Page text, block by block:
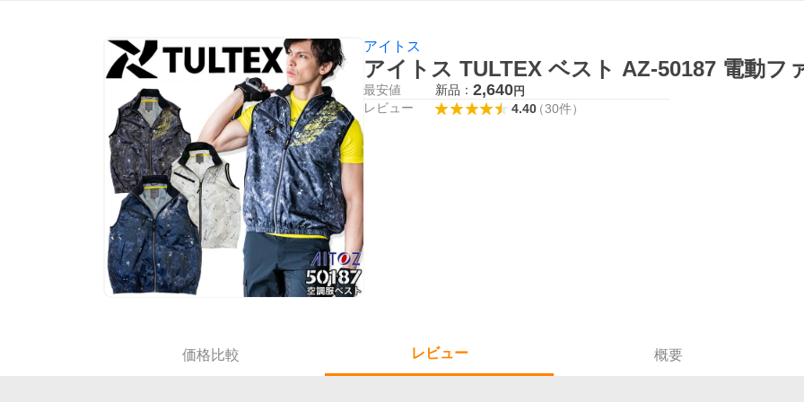
アイトス
アイトス TULTEX ベスト AZ-50187 電動フ
最安値 新品： 2,640円
レビュー 4.40（30件）
価格比較 レビュー 概要